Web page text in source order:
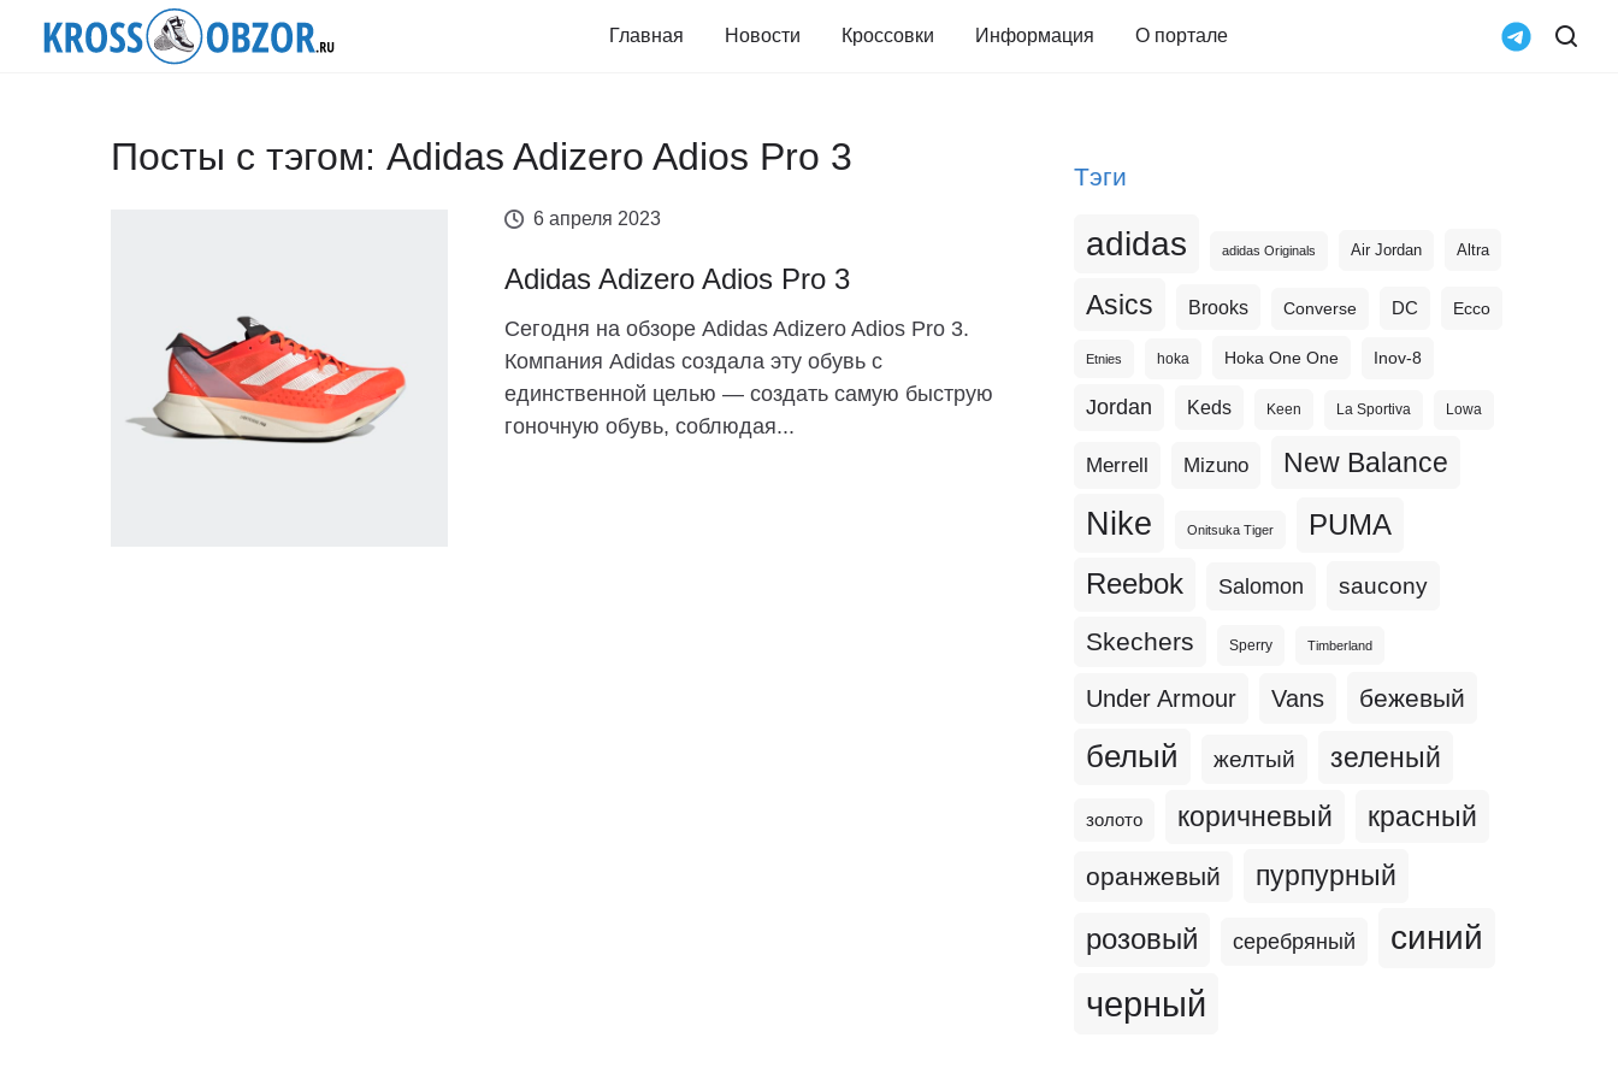
Главная Новости Кроссовки Информация О портале
Посты с тэгом: Adidas Adizero Adios Pro 3
6 апреля 2023
Adidas Adizero Adios Pro 3
Сегодня на обзоре Adidas Adizero Adios Pro 3.
Компания Adidas создала эту обувь с
единственной целью — создать самую быструю
гоночную обувь, соблюдая...
Тэги
adidas adidas Originals Air Jordan Altra
Asics Brooks Converse DC Ecco
Etnies hoka Hoka One One Inov-8
Jordan Keds Keen La Sportiva Lowa
Merrell Mizuno New Balance
Nike Onitsuka Tiger PUMA
Reebok Salomon saucony
Skechers Sperry Timberland
Under Armour Vans бежевый
белый желтый зеленый
золото коричневый красный
оранжевый пурпурный
розовый серебряный синий
черный